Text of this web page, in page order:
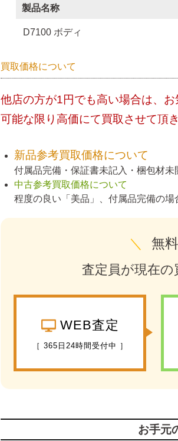
製品名称
D7100 ボディ
買取価格について
他店の方が1円でも高い場合は、お
可能な限り高価にて買取させて頂き
新品参考買取価格について
付属品完備・保証書未記入・梱包材未
中古参考買取価格について
程度の良い「美品」、付属品完備の場
＼ 無
査定員が現在の
WEB査定
［ 365日24時間受付中 ］
お手元